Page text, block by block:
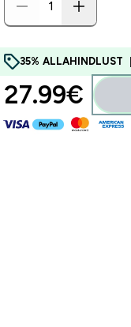
35% ALLAHINDLUST
27.99€‎